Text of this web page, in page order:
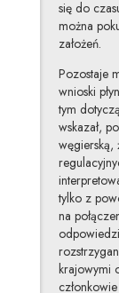
się do
można
założeń.
Pozostaje
wnioski
tym
wskazał,
węgierską,
tylko z
na
krajowymi